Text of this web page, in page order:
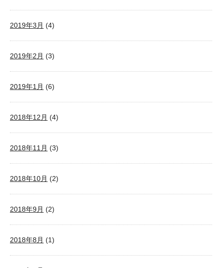
2019年3月 (4)
2019年2月 (3)
2019年1月 (6)
2018年12月 (4)
2018年11月 (3)
2018年10月 (2)
2018年9月 (2)
2018年8月 (1)